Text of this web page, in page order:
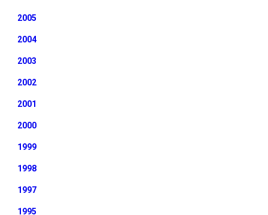
2005
2004
2003
2002
2001
2000
1999
1998
1997
1995